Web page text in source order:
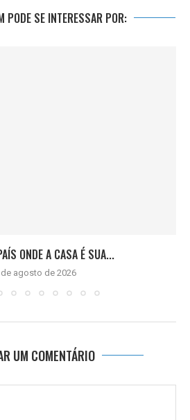
PODE SE INTERESSAR POR:
ONDE A CASA É SUA...
de agosto de 2026
UM COMENTÁRIO